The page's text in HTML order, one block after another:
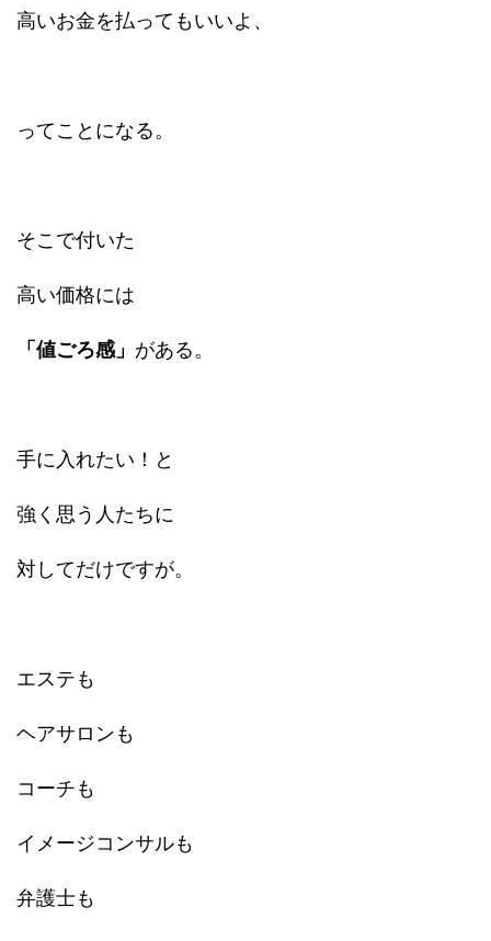
高いお金を払ってもいいよ、
ってことになる。
そこで付いた
高い価格には
「値ごろ感」 がある。
手に入れたい！と
強く思う人たちに
対してだけですが。
エステも
ヘアサロンも
コーチも
イメージコンサルも
弁護士も